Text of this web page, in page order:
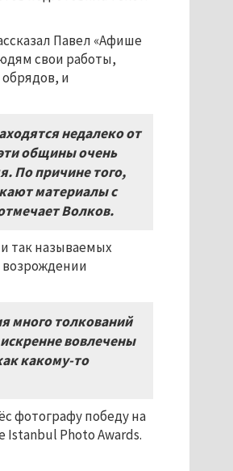
Павел «Афише
свои работы,
и
недалеко от
общины очень
По причине того,
материалы с
Волков.
так называемых
возрождении
много толкований
вовлечены
какому-то
фотографу победу на
Istanbul Photo Awards.